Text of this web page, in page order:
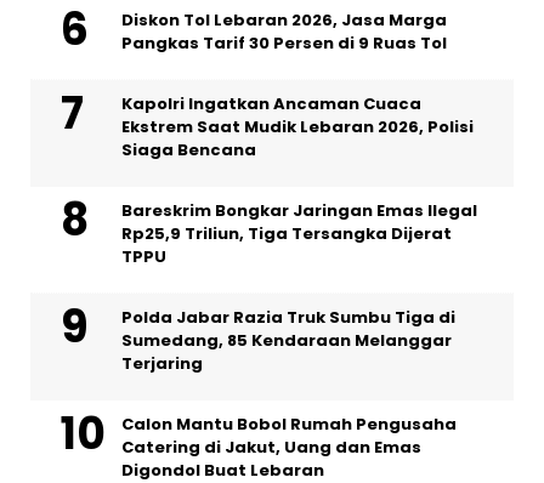
Diskon Tol Lebaran 2026, Jasa Marga
Pangkas Tarif 30 Persen di 9 Ruas Tol
Kapolri Ingatkan Ancaman Cuaca
Ekstrem Saat Mudik Lebaran 2026, Polisi
Siaga Bencana
Bareskrim Bongkar Jaringan Emas Ilegal
Rp25,9 Triliun, Tiga Tersangka Dijerat
TPPU
Polda Jabar Razia Truk Sumbu Tiga di
Sumedang, 85 Kendaraan Melanggar
Terjaring
Calon Mantu Bobol Rumah Pengusaha
Catering di Jakut, Uang dan Emas
Digondol Buat Lebaran